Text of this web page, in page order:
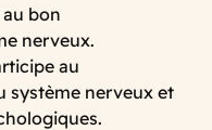
bon
nerveux.
au
système nerveux et